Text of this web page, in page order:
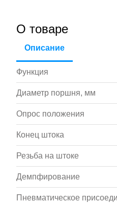
О товаре
Описание
Функция
Диаметр поршня, мм
Опрос положения
Конец штока
Резьба на штоке
Демпфирование
Пневматическое